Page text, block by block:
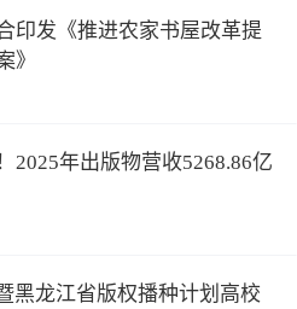
印发《推进农家书屋改革提
》
2025年出版物营收5268.86亿
黑龙江省版权播种计划高校